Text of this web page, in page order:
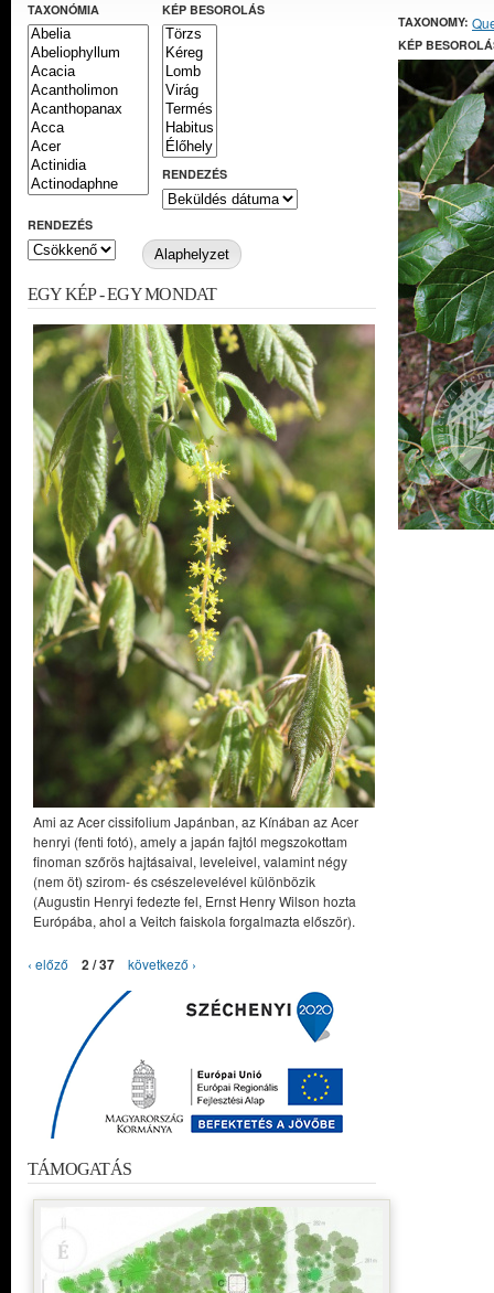
TAXONOMY:
KÉP
TAXONÓMIA KÉP BESOROLÁS
RENDEZÉS
RENDEZÉS
EGY KÉP - EGY MONDAT
Ami az Acer cissifolium Japánban, az Kínában az Acer
henryi (fenti fotó), amely a japán fajtól megszokottam
finoman szőrös hajtásaival, leveleivel, valamint négy
(nem öt) szirom- és csészelevelével különbözik
(Augustin Henryi fedezte fel, Ernst Henry Wilson hozta
Európába, ahol a Veitch faiskola forgalmazta először).
‹ előző 2 / 37 következő ›
TÁMOGATÁS